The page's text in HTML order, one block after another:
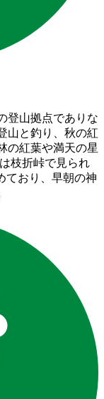
登山拠点でありな
山と釣り、秋の紅
の紅葉や満天の星
枝折峠で見られ
ており、早朝の神